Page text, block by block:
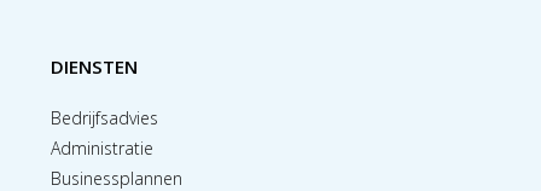
DIENSTEN
Bedrijfsadvies
Administratie
Businessplannen